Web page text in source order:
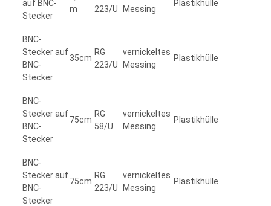
auf BNC-
Stecker
m
223/U
Messing
Plastikhülle
BNC-
Stecker auf
BNC-
Stecker
35cm
RG
223/U
vernickeltes
Messing
Plastikhülle
BNC-
Stecker auf
BNC-
Stecker
75cm
RG
58/U
vernickeltes
Messing
Plastikhülle
BNC-
Stecker auf
BNC-
Stecker
75cm
RG
223/U
vernickeltes
Messing
Plastikhülle